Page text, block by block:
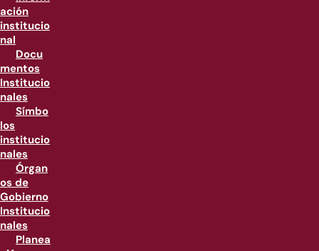
ación
institucio
nal
Docu
mentos
Institucio
nales
Símbo
los
institucio
nales
Órgan
os de
Gobierno
Institucio
nales
Planea